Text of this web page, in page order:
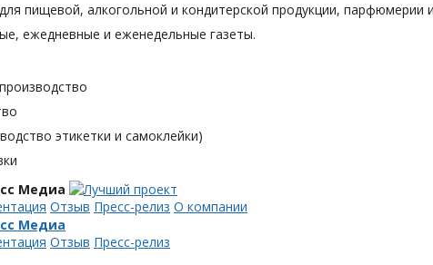
пищевой, алкогольной и кондитерской продукции,
ежедневные и еженедельные газеты.
этикетки и самоклейки)
Медиа
Отзыв Пресс-релиз О компании
Медиа
Отзыв Пресс-релиз